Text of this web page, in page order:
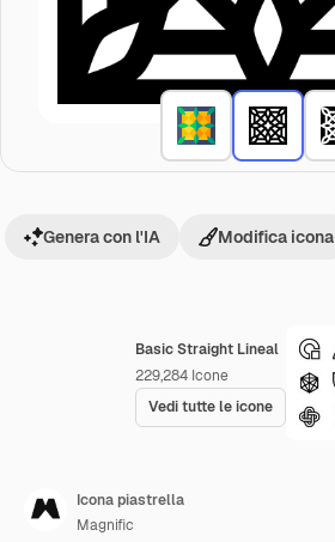
Basic Straight Lineal
229,284 Icone
Vedi tutte le icone
Genera con l'IA Modifica icona
Icona piastrella
Magnific